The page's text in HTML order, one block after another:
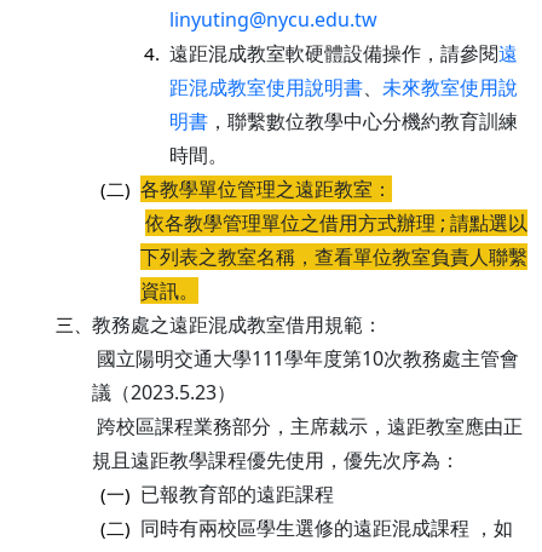
linyuting@nycu.edu.tw
4. 遠距混成教室軟硬體設備操作，請參閱遠
距混成教室使用說明書、 未來教室使用說
明書 ，聯繫數位教學中心分機約教育訓練
時間。
(二) 各教學單位管理之遠距教室：
依各教學管理單位之借用方式辦理 ; 請點選以
下列表之教室名稱，查看單位教室負責人聯繫
資訊。
三、 教務處之遠距混成教室借用規範：
國立陽明交通大學111學年度第10次教務處主管會
議（2023.5.23）
跨校區課程業務部分，主席裁示，遠距教室應由正
規且遠距教學課程優先使用，優先次序為：
(一) 已報教育部的遠距課程
(二) 同時有兩校區學生選修的遠距混成課程 ，如